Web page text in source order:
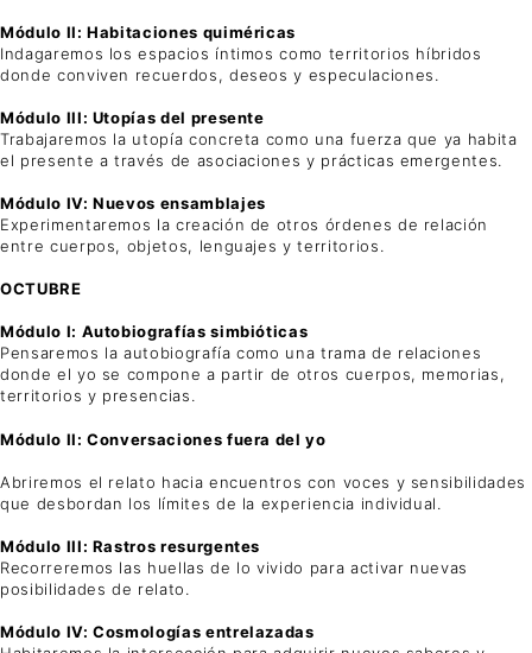
Módulo II: Habitaciones quiméricas
Indagaremos los espacios íntimos como territorios híbridos
donde conviven recuerdos, deseos y especulaciones.
Módulo III: Utopías del presente
Trabajaremos la utopía concreta como una fuerza que ya habita
el presente a través de asociaciones y prácticas emergentes.
Módulo IV: Nuevos ensamblajes
Experimentaremos la creación de otros órdenes de relación
entre cuerpos, objetos, lenguajes y territorios.
OCTUBRE
Módulo I: Autobiografías simbióticas
Pensaremos la autobiografía como una trama de relaciones
donde el yo se compone a partir de otros cuerpos, memorias,
territorios y presencias.
Módulo II: Conversaciones fuera del yo
Abriremos el relato hacia encuentros con voces y sensibilidades
que desbordan los límites de la experiencia individual.
Módulo III: Rastros resurgentes
Recorreremos las huellas de lo vivido para activar nuevas
posibilidades de relato.
Módulo IV: Cosmologías entrelazadas